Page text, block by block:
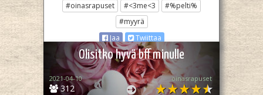
#oinasrapuset #<3me<3
#%pelti%
#myyrä
Jaa
Twiittaa
Olisitko hyvä bff minulle
312
2021-04-10 oinasrapuset